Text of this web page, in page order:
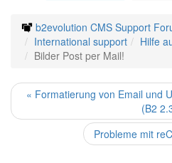
b2evolution CMS Support
International support
Hilfe
Bilder Post per Mail!
« Formatierung von Email und
(B2
Probleme mit